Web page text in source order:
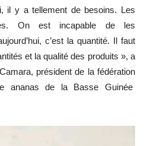
il y a tellement de besoins. Les
On est incapable de les
c’est la quantité. Il faut
et la qualité des produits », a
président de la fédération
ananas de la Basse Guinée